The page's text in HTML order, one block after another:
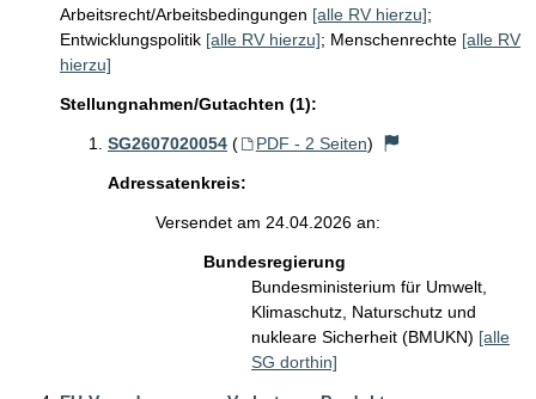
Arbeitsrecht/Arbeitsbedingungen [alle RV hierzu];
Entwicklungspolitik [alle RV hierzu]; Menschenrechte [alle RV
hierzu]
Stellungnahmen/Gutachten (1):
SG2607020054 ( PDF - 2 Seiten)
Adressatenkreis:
Versendet am 24.04.2026 an:
Bundesregierung
Bundesministerium für Umwelt,
Klimaschutz, Naturschutz und
nukleare Sicherheit (BMUKN) [alle
SG dorthin]